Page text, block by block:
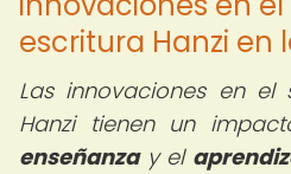
escritura Hanzi en
Las innovaciones en el
Hanzi tienen un
enseñanzay el